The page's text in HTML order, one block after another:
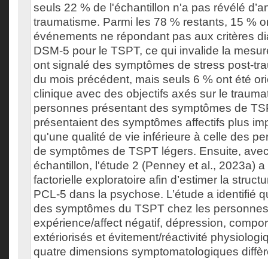
seuls 22 % de l'échantillon n'a pas révélé
traumatisme. Parmi les 78 % restants, 15 %
événements ne répondant pas aux critères
DSM-5 pour le TSPT, ce qui invalide la
ont signalé des symptômes de stress post-
du mois précédent, mais seuls 6 % ont été
clinique avec des objectifs axés sur le
personnes présentant des symptômes de
présentaient des symptômes affectifs plus
qu'une qualité de vie inférieure à celle des
de symptômes de TSPT légers. Ensuite,
échantillon, l'étude 2 (Penney et al., 2023a)
factorielle exploratoire afin d’estimer la
PCL-5 dans la psychose. L’étude a identifié
des symptômes du TSPT chez les
expérience/affect négatif, dépression,
extériorisés et évitement/réactivité
quatre dimensions symptomatologiques